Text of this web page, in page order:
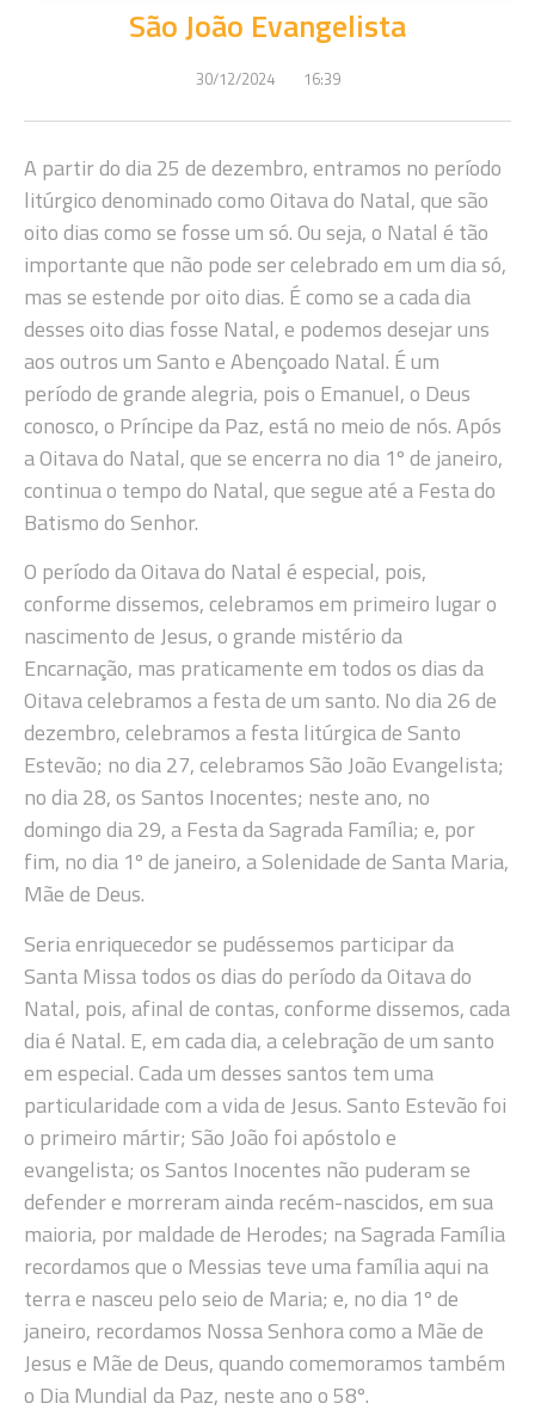
São João Evangelista
30/12/2024 16:39
A partir do dia 25 de dezembro, entramos no período
litúrgico denominado como Oitava do Natal, que são
oito dias como se fosse um só. Ou seja, o Natal é tão
importante que não pode ser celebrado em um dia só,
mas se estende por oito dias. É como se a cada dia
desses oito dias fosse Natal, e podemos desejar uns
aos outros um Santo e Abençoado Natal. É um
período de grande alegria, pois o Emanuel, o Deus
conosco, o Príncipe da Paz, está no meio de nós. Após
a Oitava do Natal, que se encerra no dia 1º de janeiro,
continua o tempo do Natal, que segue até a Festa do
Batismo do Senhor.
O período da Oitava do Natal é especial, pois,
conforme dissemos, celebramos em primeiro lugar o
nascimento de Jesus, o grande mistério da
Encarnação, mas praticamente em todos os dias da
Oitava celebramos a festa de um santo. No dia 26 de
dezembro, celebramos a festa litúrgica de Santo
Estevão; no dia 27, celebramos São João Evangelista;
no dia 28, os Santos Inocentes; neste ano, no
domingo dia 29, a Festa da Sagrada Família; e, por
fim, no dia 1º de janeiro, a Solenidade de Santa Maria,
Mãe de Deus.
Seria enriquecedor se pudéssemos participar da
Santa Missa todos os dias do período da Oitava do
Natal, pois, afinal de contas, conforme dissemos, cada
dia é Natal. E, em cada dia, a celebração de um santo
em especial. Cada um desses santos tem uma
particularidade com a vida de Jesus. Santo Estevão foi
o primeiro mártir; São João foi apóstolo e
evangelista; os Santos Inocentes não puderam se
defender e morreram ainda recém-nascidos, em sua
maioria, por maldade de Herodes; na Sagrada Família
recordamos que o Messias teve uma família aqui na
terra e nasceu pelo seio de Maria; e, no dia 1º de
janeiro, recordamos Nossa Senhora como a Mãe de
Jesus e Mãe de Deus, quando comemoramos também
o Dia Mundial da Paz, neste ano o 58º.